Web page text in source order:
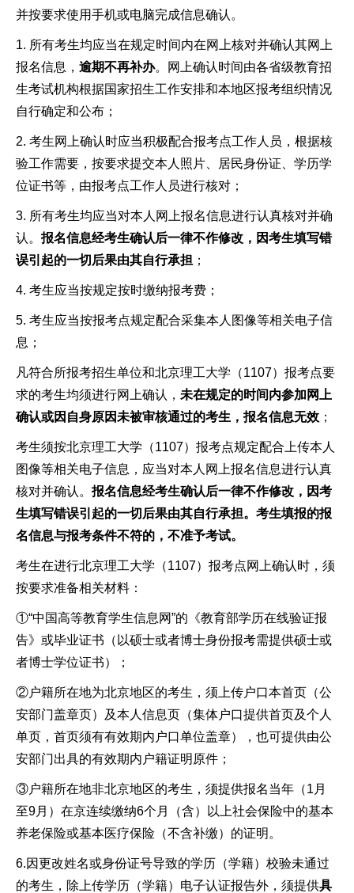
并按要求使用手机或电脑完成信息确认。
1. 所有考生均应当在规定时间内在网上核对并确认其网上
报名信息， 逾期不再补办。网上确认时间由各省级教育招
生考试机构根据国家招生工作安排和本地区报考组织情况
自行确定和公布；
2. 考生网上确认时应当积极配合报考点工作人员，根据核
验工作需要，按要求提交本人照片、居民身份证、学历学
位证书等，由报考点工作人员进行核对；
3. 所有考生均应当对本人网上报名信息进行认真核对并确
认。 报名信息经考生确认后一律不作修改，因考生填写错
误引起的一切后果由其自行承担 ；
4. 考生应当按规定按时缴纳报考费；
5. 考生应当按报考点规定配合采集本人图像等相关电子信
息；
凡符合所报考招生单位和北京理工大学（1107）报考点要
求的考生均须进行网上确认， 未在规定的时间内参加网上
确认或因自身原因未被审核通过的考生，报名信息无效；
考生须按北京理工大学（1107）报考点规定配合上传本人
图像等相关电子信息，应当对本人网上报名信息进行认真
核对并确认。 报名信息经考生确认后一律不作修改，因考
生填写错误引起的一切后果由其自行承担。 考生填报的报
名信息与报考条件不符的，不准予考试。
考生在进行北京理工大学（1107）报考点网上确认时，须
按要求准备相关材料：
①“中国高等教育学生信息网”的《教育部学历在线验证报
告》或毕业证书（以硕士或者博士身份报考需提供硕士或
者博士学位证书）；
②户籍所在地为北京地区的考生，须上传户口本首页（公
安部门盖章页）及本人信息页（集体户口提供首页及个人
单页，首页须有有效期内户口单位盖章），也可提供由公
安部门出具的有效期内户籍证明原件；
③户籍所在地非北京地区的考生，须提供报名当年（1月
至9月）在京连续缴纳6个月（含）以上社会保险中的基本
养老保险或基本医疗保险（不含补缴）的证明。
6.因更改姓名或身份证号导致的学历（学籍）校验未通过
的考生，除上传学历（学籍）电子认证报告外，须提供具